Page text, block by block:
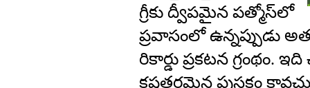
గ్రీకు ద్వీపమైన పత్మోస్‌లో
ప్రవాసంలో ఉన్నప్పుడు
రికార్డు ప్రకటన
కష్టతరమైన పుస్తకం